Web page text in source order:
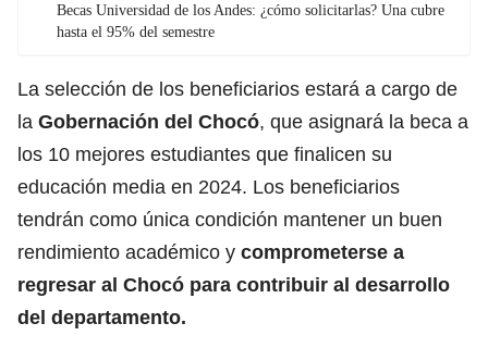
Becas Universidad de los Andes: ¿cómo solicitarlas? Una cubre
hasta el 95% del semestre
La selección de los beneficiarios estará a cargo de
la Gobernación del Chocó, que asignará la beca a
los 10 mejores estudiantes que finalicen su
educación media en 2024. Los beneficiarios
tendrán como única condición mantener un buen
rendimiento académico y comprometerse a
regresar al Chocó para contribuir al desarrollo
del departamento.